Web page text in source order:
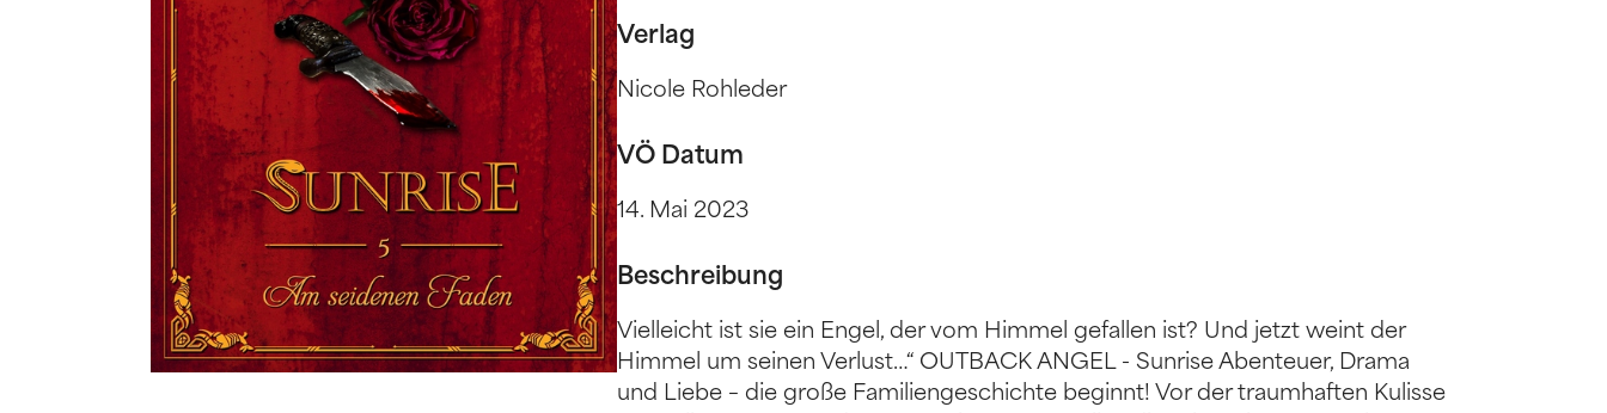
Verlag
Nicole Rohleder
VÖ Datum
14. Mai 2023
Beschreibung
Vielleicht ist sie ein Engel, der vom Himmel gefallen ist? Und jetzt weint der
Himmel um seinen Verlust…“ OUTBACK ANGEL - Sunrise Abenteuer, Drama
und Liebe – die große Familiengeschichte beginnt! Vor der traumhaften Kulisse